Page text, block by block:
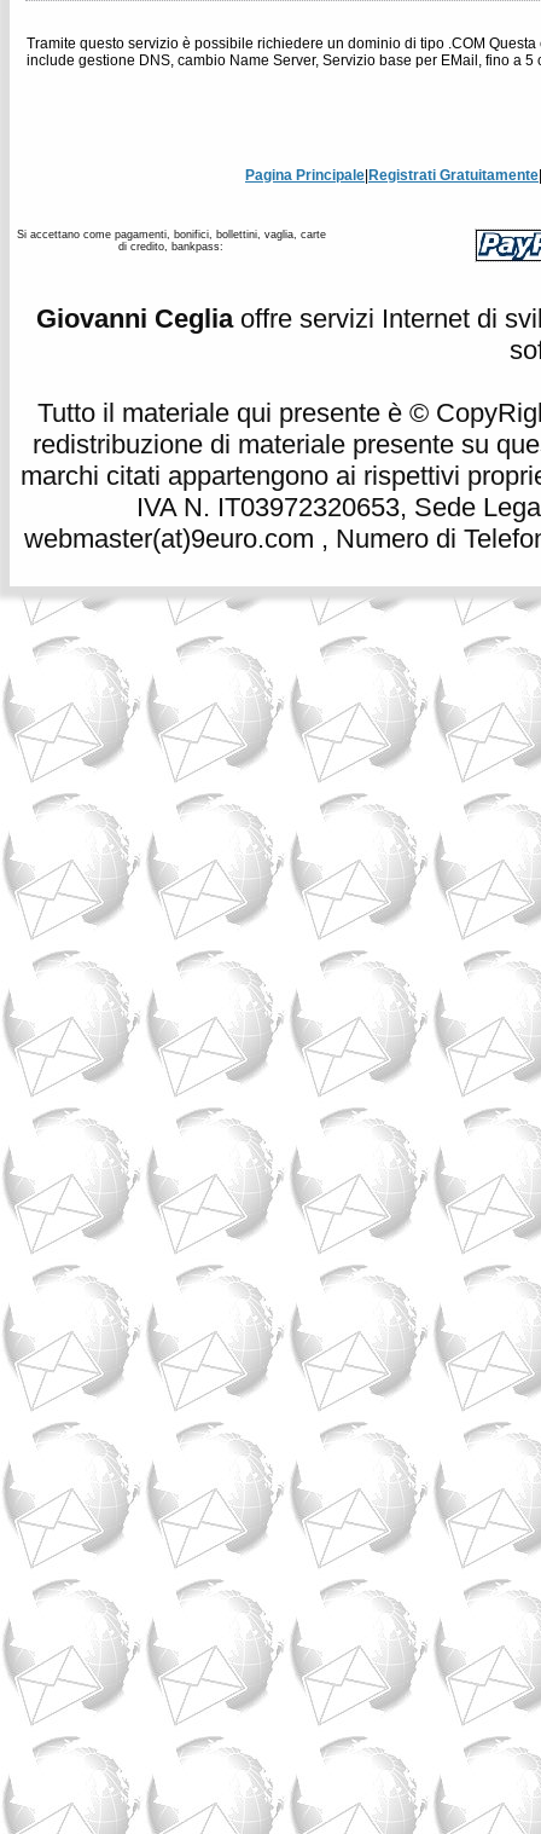
Tramite questo servizio è possibile richiedere un dominio di tipo .COM
include gestione DNS, cambio Name Server, Servizio base per EMail, fino a 5
Pagina Principale Registrati Gratuitamente
Si accettano come pagamenti, bonifici, bollettini, vaglia, carte
di credito, bankpass:
Giovanni Cegliaoffre servizi Internet di
Tutto il materiale qui presente è ©
redistribuzione di materiale presente su
marchi citati appartengono ai rispettivi
IVA N. IT03972320653, Sede
webmaster(at)9euro.com , Numero di